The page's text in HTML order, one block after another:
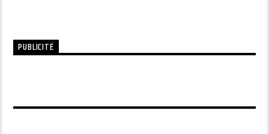
PUBLICITÉ